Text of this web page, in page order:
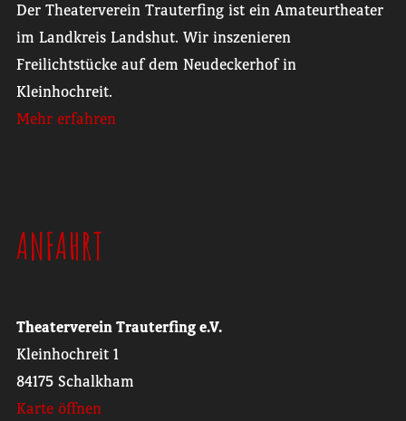
Der Theaterverein Trauterfing ist ein Amateurtheater
im Landkreis Landshut. Wir inszenieren
Freilichtstücke auf dem Neudeckerhof in
Kleinhochreit.
Mehr erfahren
ANFAHRT
Theaterverein Trauterfing e.V.
Kleinhochreit 1
84175 Schalkham
Karte öffnen